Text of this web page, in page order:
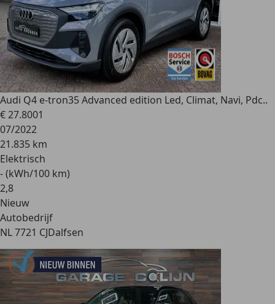
Audi Q4 e-tron35 Advanced edition Led, Climat, Navi, Pdc..
€ 27.8001
07/2022
21.835 km
Elektrisch
- (kWh/100 km)
2,8
Nieuw
Autobedrijf
NL 7721 CJDalfsen